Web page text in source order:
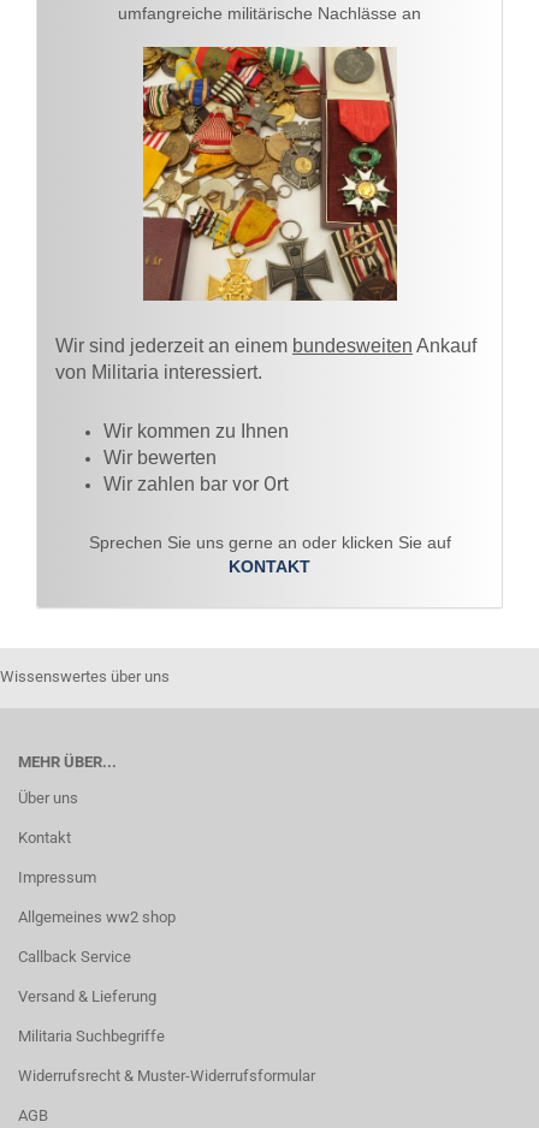
umfangreiche militärische Nachlässe an
Wir sind jederzeit an einem bundesweiten Ankauf
von Militaria interessiert.
Wir kommen zu Ihnen​
Wir bewerten
Wir zahlen bar vor Ort
Sprechen Sie uns gerne an oder klicken Sie auf
KONTAKT
Wissenswertes über uns
MEHR ÜBER...
Über uns
Kontakt
Impressum
Allgemeines ww2 shop
Callback Service
Versand & Lieferung
Militaria Suchbegriffe
Widerrufsrecht & Muster-Widerrufsformular
AGB